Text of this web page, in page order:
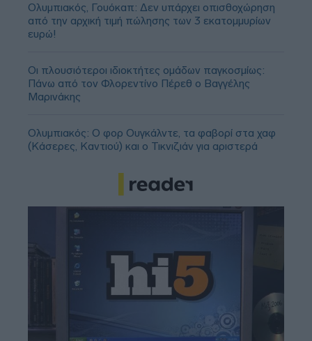
Ολυμπιακός, Γουόκαπ: Δεν υπάρχει οπισθοχώρηση
από την αρχική τιμή πώλησης των 3 εκατομμυρίων
ευρώ!
Οι πλουσιότεροι ιδιοκτήτες ομάδων παγκοσμίως:
Πάνω από τον Φλορεντίνο Πέρεθ ο Βαγγέλης
Μαρινάκης
Ολυμπιακός: Ο φορ Ουγκάλντε, τα φαβορί στα χαφ
(Κάσερες, Καντιού) και ο Τικνιζιάν για αριστερά